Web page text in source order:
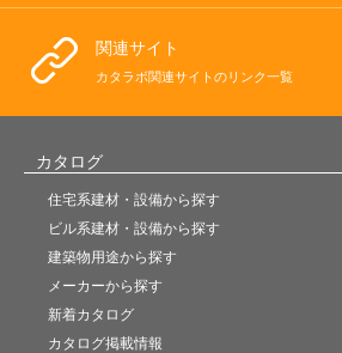
関連サイト
カタラボ関連サイトのリンク一覧
カタログ
住宅系建材・設備から探す
ビル系建材・設備から探す
建築物用途から探す
メーカーから探す
新着カタログ
カタログ掲載情報